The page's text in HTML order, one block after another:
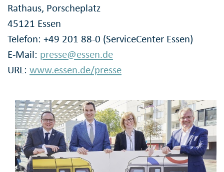
Rathaus, Porscheplatz
45121 Essen
Telefon: +49 201 88-0 (ServiceCenter Essen)
E-Mail: presse@essen.de
URL: www.essen.de/presse